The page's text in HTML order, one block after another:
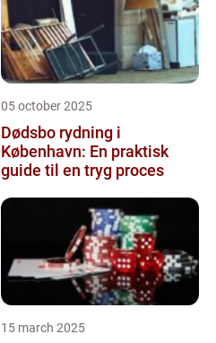
05 october 2025
Dødsbo rydning i
København: En praktisk
guide til en tryg proces
15 march 2025